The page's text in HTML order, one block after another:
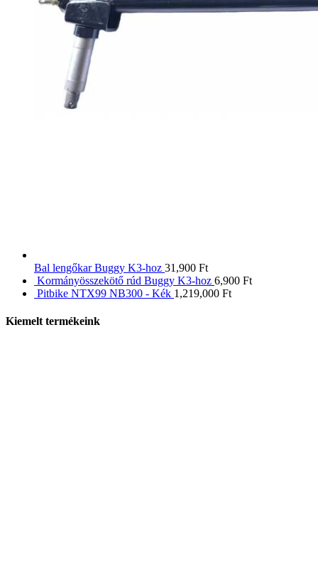
Bal lengőkar Buggy K3-hoz 31,900 Ft
Kormányösszekötő rúd Buggy K3-hoz 6,900 Ft
Pitbike NTX99 NB300 - Kék 1,219,000 Ft
Kiemelt termékeink